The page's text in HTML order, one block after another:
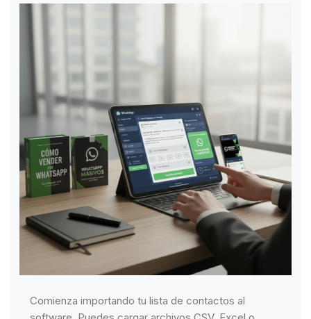
Comienza importando tu lista de contactos al